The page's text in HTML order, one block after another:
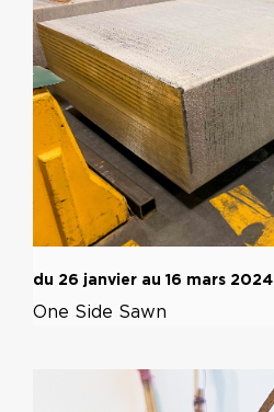
du 26 janvier au 16 mars 2024
One Side Sawn